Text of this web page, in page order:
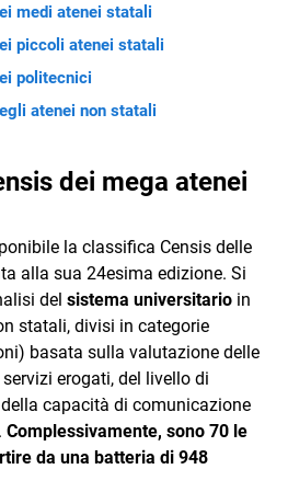
medi atenei statali
piccoli atenei statali
politecnici
atenei non statali
dei mega atenei
la classifica Censis delle
alla sua 24esima edizione. Si
del sistema universitario in
statali, divisi in categorie
basata sulla valutazione delle
erogati, del livello di
capacità di comunicazione
Complessivamente, sono 70 le
da una batteria di 948